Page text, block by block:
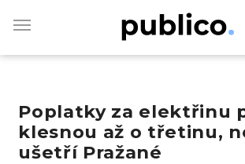
main
Poplatky za elektřinu
klesnou až o třetinu,
ušetří Pražané
Vyhledávejte na Publiku